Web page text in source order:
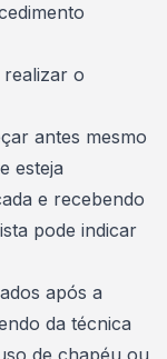
realizar o
antes mesmo
esteja
e recebendo
pode indicar
após a
da técnica
de chapéu ou